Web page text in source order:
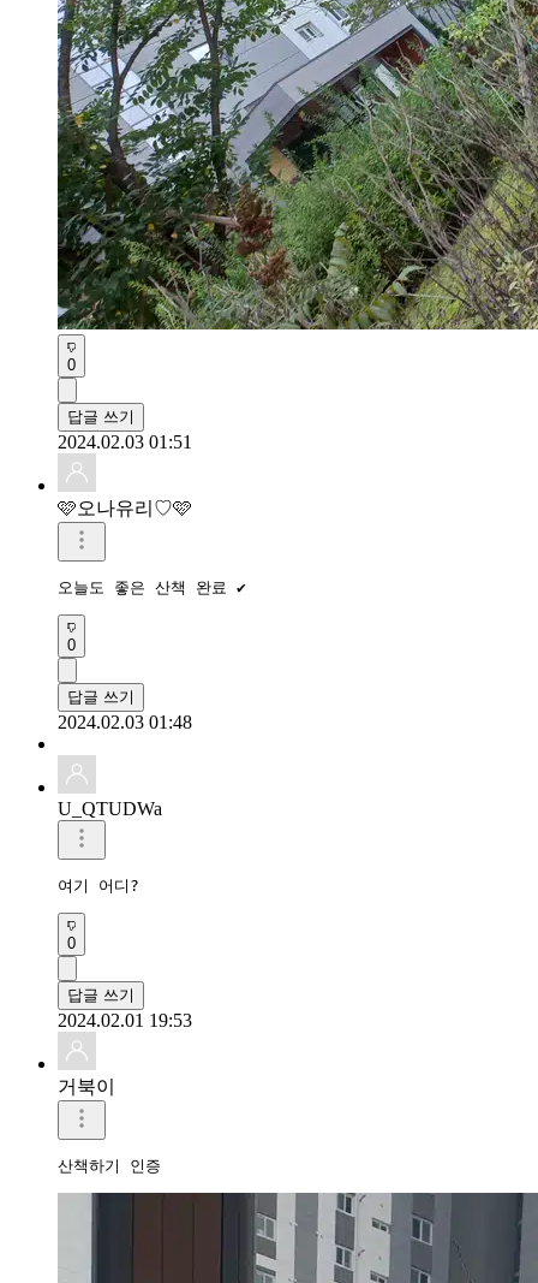
0
답글 쓰기
2024.02.03 01:51
🩷오나유리♡🩷
오늘도 좋은 산책 완료 ✔️
0
답글 쓰기
2024.02.03 01:48
U_QTUDWa
여기 어디?
0
답글 쓰기
2024.02.01 19:53
거북이
산책하기 인증